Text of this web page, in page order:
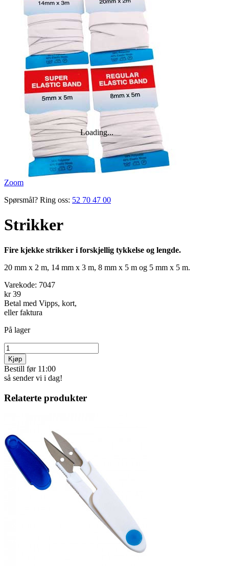
Zoom
Spørsmål? Ring oss: 52 70 47 00
Strikker
Fire kjekke strikker i forskjellig tykkelse og lengde.
20 mm x 2 m, 14 mm x 3 m, 8 mm x 5 m og 5 mm x 5 m.
Varekode: 7047
kr 39
Betal med Vipps, kort,
eller faktura
På lager
Kjøp
Bestill før 11:00
så sender vi i dag!
Relaterte produkter